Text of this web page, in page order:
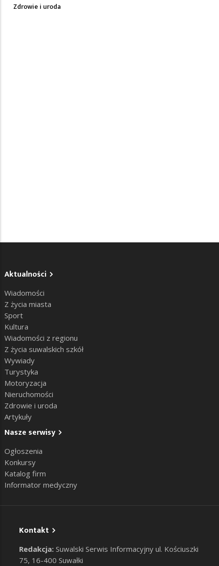
Zdrowie i uroda
Aktualności
Wiadomości
Z życia miasta
Sport
Kultura
Wiadomości z regionu
Z życia suwalskich szkół
Wywiady
Turystyka
Motoryzacja
Nieruchomości
Zdrowie i uroda
Artykuły
Nasze serwisy
Ogłoszenia
Konkursy
Katalog firm
Informator medyczny
Kontakt
Redakcja: Suwalski Serwis Informacyjny ul. Kościuszki
75, 16-400 Suwałki